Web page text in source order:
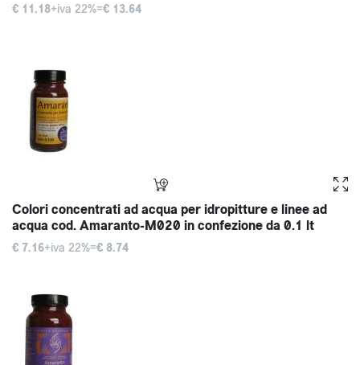
€ 11.18+iva 22%=€ 13.64
Colori concentrati ad acqua per idropitture e linee ad
acqua cod. Amaranto-M020 in confezione da 0.1 lt
€ 7.16+iva 22%=€ 8.74